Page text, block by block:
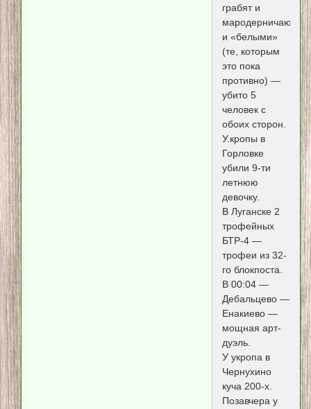
грабят и
мародерничают)
и «белыми»
(те, которым
это пока
противно) —
убито 5
человек с
обоих сторон.
У.кропы в
Горловке
убили 9-ти
летнюю
девочку.
В Луганске 2
трофейных
БТР-4 —
трофеи из 32-
го блокпоста.
В 00:04 —
Дебальцево —
Енакиево —
мощная арт-
дуэль.
У укропа в
Чернухино
куча 200-х.
Позавчера у